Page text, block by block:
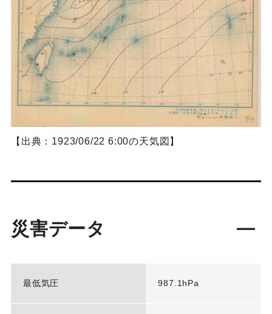
【出典：1923/06/22 6:00の天気図】
災害データ
最低気圧 987.1hPa